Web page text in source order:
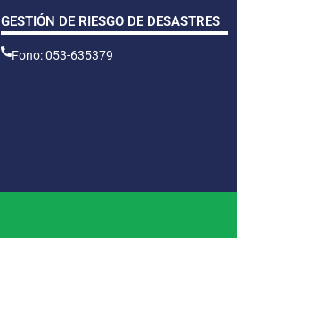
GESTIÓN DE RIESGO DE DESASTRES
Fono: 053-635379